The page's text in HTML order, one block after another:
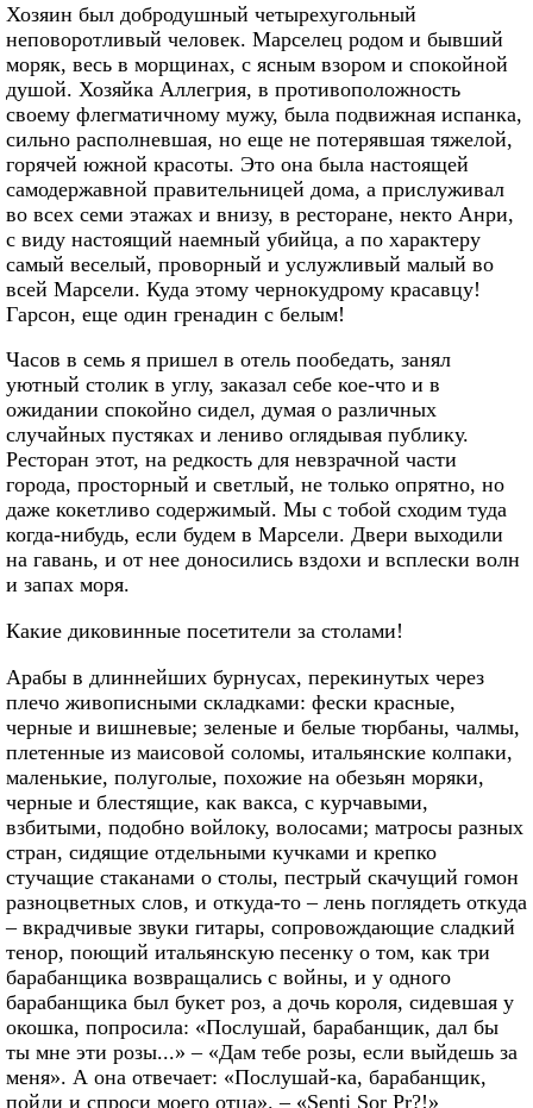
Хозяин был добродушный четырехугольный
неповоротливый человек. Марселец родом и бывший
моряк, весь в морщинах, с ясным взором и спокойной
душой. Хозяйка Аллегрия, в противоположность
своему флегматичному мужу, была подвижная испанка,
сильно располневшая, но еще не потерявшая тяжелой,
горячей южной красоты. Это она была настоящей
самодержавной правительницей дома, а прислуживал
во всех семи этажах и внизу, в ресторане, некто Анри,
с виду настоящий наемный убийца, а по характеру
самый веселый, проворный и услужливый малый во
всей Марсели. Куда этому чернокудрому красавцу!
Гарсон, еще один гренадин с белым!
Часов в семь я пришел в отель пообедать, занял
уютный столик в углу, заказал себе кое-что и в
ожидании спокойно сидел, думая о различных
случайных пустяках и лениво оглядывая публику.
Ресторан этот, на редкость для невзрачной части
города, просторный и светлый, не только опрятно, но
даже кокетливо содержимый. Мы с тобой сходим туда
когда-нибудь, если будем в Марсели. Двери выходили
на гавань, и от нее доносились вздохи и всплески волн
и запах моря.
Какие диковинные посетители за столами!
Арабы в длиннейших бурнусах, перекинутых через
плечо живописными складками: фески красные,
черные и вишневые; зеленые и белые тюрбаны, чалмы,
плетенные из маисовой соломы, итальянские колпаки,
маленькие, полуголые, похожие на обезьян моряки,
черные и блестящие, как вакса, с курчавыми,
взбитыми, подобно войлоку, волосами; матросы разных
стран, сидящие отдельными кучками и крепко
стучащие стаканами о столы, пестрый скачущий гомон
разноцветных слов, и откуда-то – лень поглядеть откуда
– вкрадчивые звуки гитары, сопровождающие сладкий
тенор, поющий итальянскую песенку о том, как три
барабанщика возвращались с войны, и у одного
барабанщика был букет роз, а дочь короля, сидевшая у
окошка, попросила: «Послушай, барабанщик, дал бы
ты мне эти розы...» – «Дам тебе розы, если выйдешь за
меня». А она отвечает: «Послушай-ка, барабанщик,
пойди и спроси моего отца». – «Senti Sor Pr?!»